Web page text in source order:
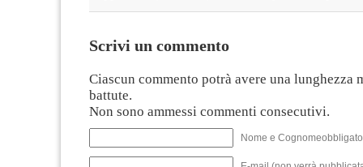
Scrivi un commento
Ciascun commento potrà avere una lunghezza
battute.
Non sono ammessi commenti consecutivi.
Nome e